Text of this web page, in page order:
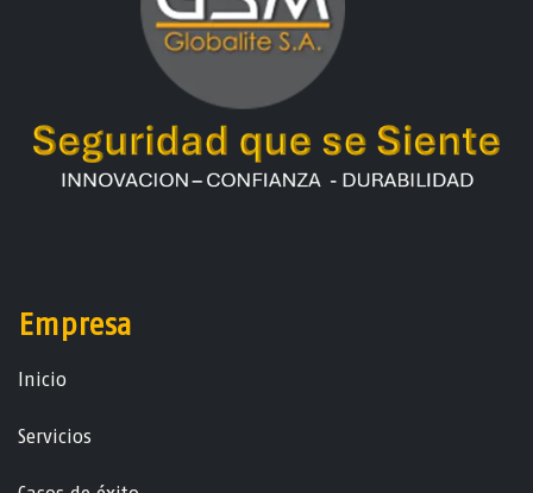
Empresa
Ini​ci​o
Servicios